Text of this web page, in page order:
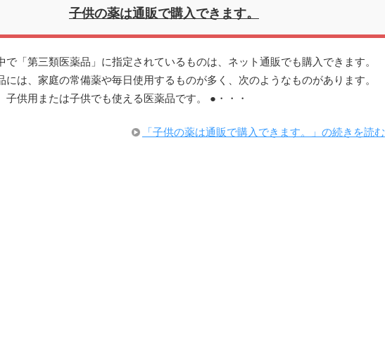
子供の薬は通販で購入できます。
で「第三類医薬品」に指定されているものは、ネット通販でも購入できます。
には、家庭の常備薬や毎日使用するものが多く、次のようなものがあります。
子供用または子供でも使える医薬品です。 ●・・・
「子供の薬は通販で購入できます。」の続きを読む